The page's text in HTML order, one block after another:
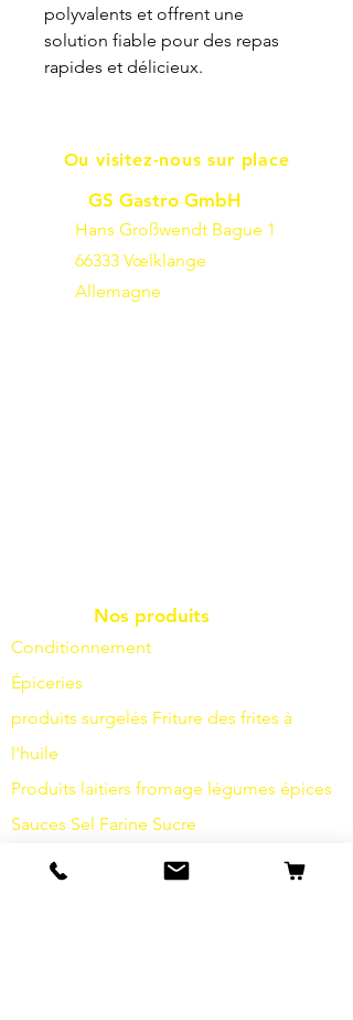
polyvalents et offrent une
solution fiable pour des repas
rapides et délicieux.
Ou visitez-nous sur place
GS Gastro GmbH
Hans Großwendt Bague 1
66333 Vœlklange
Allemagne
Nos produits
Conditionnement
Épiceries
produits surgelés Friture des frites à
l'huile
Produits laitiers fromage légumes épices
Sauces Sel Farine Sucre
Boissons